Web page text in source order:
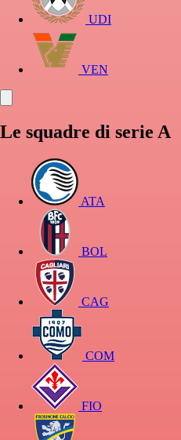
UDI
VEN
Le squadre di serie A
ATA
BOL
CAG
COM
FIO